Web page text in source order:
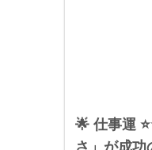
🌟 仕事運